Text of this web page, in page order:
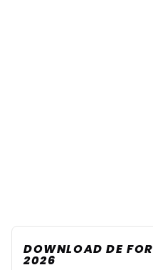
DOWNLOAD DE
2026